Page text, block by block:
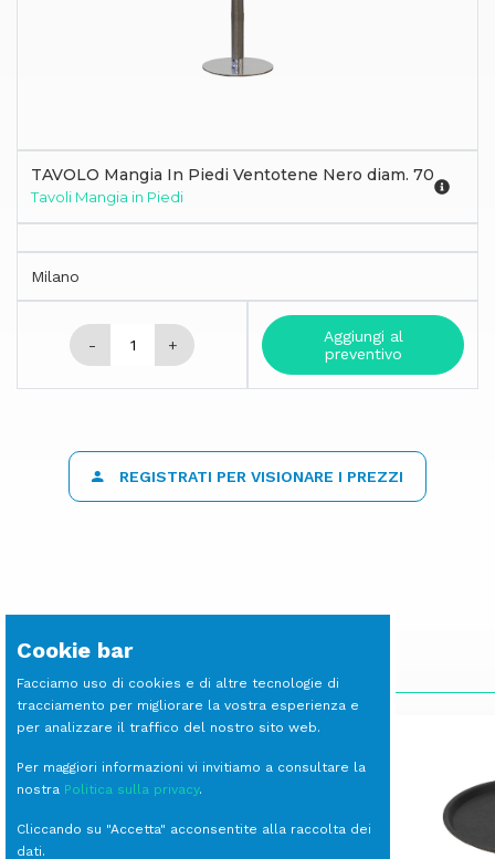
TAVOLO Mangia In Piedi Ventotene Nero diam. 70
Tavoli Mangia in Piedi
Milano
- +
Aggiungi al
preventivo
REGISTRATI PER VISIONARE I PREZZI
Cookie bar
Facciamo uso di cookies e di altre tecnologie di
tracciamento per migliorare la vostra esperienza e
per analizzare il traffico del nostro sito web.
Per maggiori informazioni vi invitiamo a consultare la
nostra Politica sulla privacy.
Cliccando su "Accetta" acconsentite alla raccolta dei
dati.